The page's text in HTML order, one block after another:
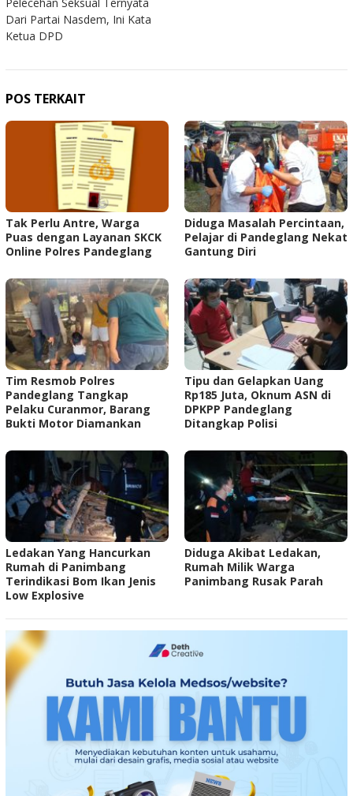
Dari Partai Nasdem, Ini Kata
Ketua DPD
POS TERKAIT
Tak Perlu Antre, Warga
Puas dengan Layanan SKCK
Online Polres Pandeglang
Diduga Masalah Percintaan,
Pelajar di Pandeglang Nekat
Gantung Diri
Tim Resmob Polres
Pandeglang Tangkap
Pelaku Curanmor, Barang
Bukti Motor Diamankan
Tipu dan Gelapkan Uang
Rp185 Juta, Oknum ASN di
DPKPP Pandeglang
Ditangkap Polisi
Ledakan Yang Hancurkan
Rumah di Panimbang
Terindikasi Bom Ikan Jenis
Low Explosive
Diduga Akibat Ledakan,
Rumah Milik Warga
Panimbang Rusak Parah